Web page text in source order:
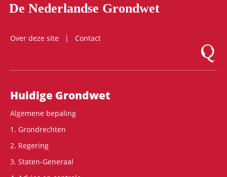
De Nederlandse Grondwet
Over deze site
Contact
Logo
Hoofdnavigatie
Huidige Grondwet
Algemene bepaling
1. Grondrechten
2. Regering
3. Staten-Generaal